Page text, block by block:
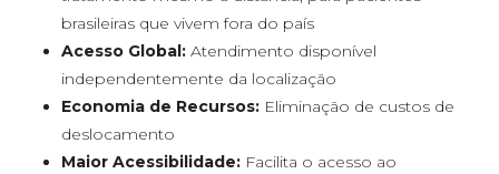
brasileiras que vivem fora do país
Acesso Global: Atendimento disponível
independentemente da localização
Economia de Recursos: Eliminação de custos de
deslocamento
Maior Acessibilidade: Facilita o acesso ao